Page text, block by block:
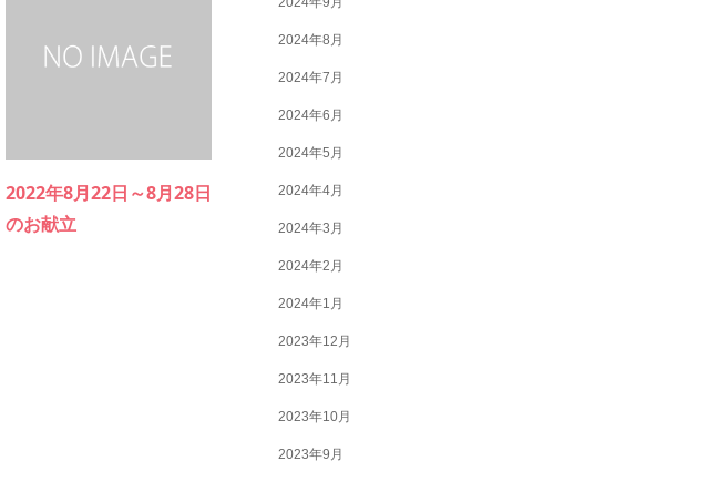
2022年8月22日～8月28日
のお献立
2024年8月
2024年7月
2024年6月
2024年5月
2024年4月
2024年3月
2024年2月
2024年1月
2023年12月
2023年11月
2023年10月
2023年9月